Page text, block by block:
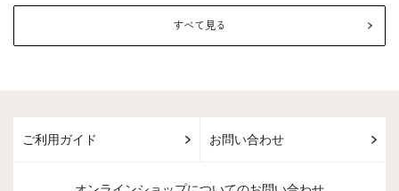
すべて見る
ご利用ガイド お問い合わせ